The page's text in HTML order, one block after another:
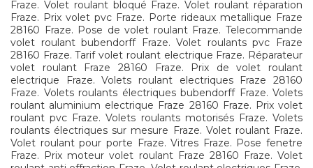
Fraze. Volet roulant bloqué Fraze. Volet roulant réparation
Fraze. Prix volet pvc Fraze. Porte rideaux metallique Fraze
28160 Fraze. Pose de volet roulant Fraze. Telecommande
volet roulant bubendorff Fraze. Volet roulants pvc Fraze
28160 Fraze. Tarif volet roulant electrique Fraze. Réparateur
volet roulant Fraze 28160 Fraze. Prix de volet roulant
electrique Fraze. Volets roulant electriques Fraze 28160
Fraze. Volets roulants électriques bubendorff Fraze. Volets
roulant aluminium electrique Fraze 28160 Fraze. Prix volet
roulant pvc Fraze. Volets roulants motorisés Fraze. Volets
roulants électriques sur mesure Fraze. Volet roulant Fraze.
Volet roulant pour porte Fraze. Vitres Fraze. Pose fenetre
Fraze. Prix moteur volet roulant Fraze 28160 Fraze. Volet